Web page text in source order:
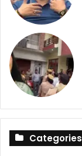
Categories